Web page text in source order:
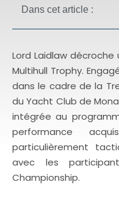
Dans cet article :
Lord Laidlaw décroche
Multihull Trophy.
dans le cadre de la
du Yacht Club de
intégrée au
performance
particulièrement
avec les
Championship.